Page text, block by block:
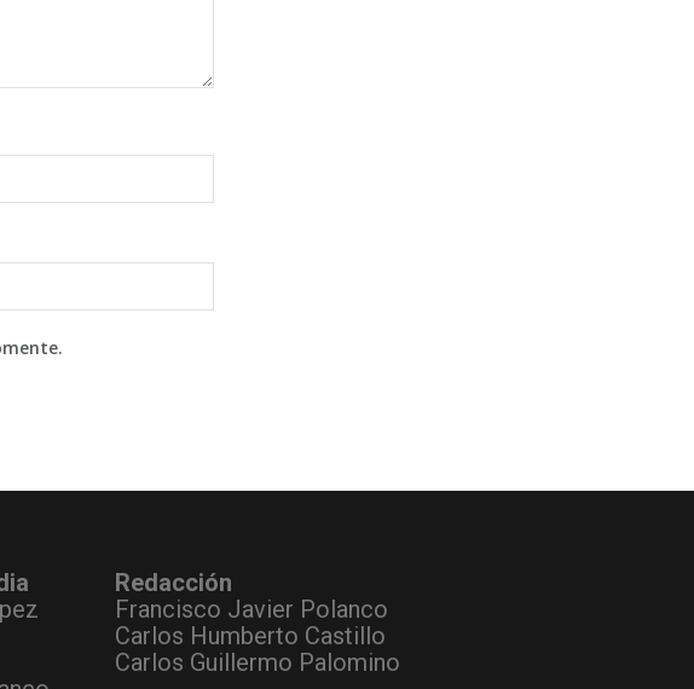
Redacción
Francisco Javier Polanco
Carlos Humberto Castillo
Carlos Guillermo Palomino